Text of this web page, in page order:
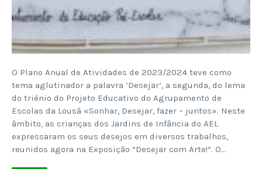
O Plano Anual de Atividades de 2023/2024 teve como
tema aglutinador a palavra ‘Desejar‘, a segunda, do lema
do triénio do Projeto Educativo do Agrupamento de
Escolas da Lousã «Sonhar, Desejar, fazer – juntos». Neste
âmbito, as crianças dos Jardins de Infância do AEL
expressaram os seus desejos em diversos trabalhos,
reunidos agora na Exposição “Desejar com Arte!“. O…